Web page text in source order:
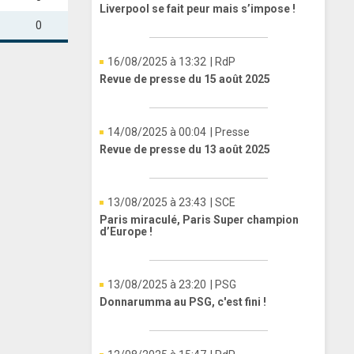
0
Liverpool se fait peur mais s’impose !
16/08/2025 à 13:32
| RdP
Revue de presse du 15 août 2025
14/08/2025 à 00:04
| Presse
Revue de presse du 13 août 2025
13/08/2025 à 23:43
| SCE
Paris miraculé, Paris Super champion
d’Europe !
13/08/2025 à 23:20
| PSG
Donnarumma au PSG, c'est fini !